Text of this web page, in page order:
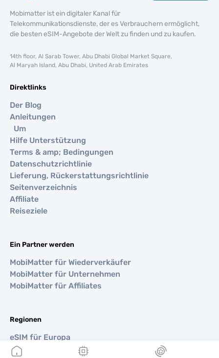
Mobimatter ist ein digitaler Kanal für
Telekommunikationsdienste, der es Verbrauchern ermöglicht,
die besten eSIM-Angebote der Welt zu finden und zu kaufen.
14th floor, Al Sarab Tower, Abu Dhabi Global Market Square,
Al Maryah Island, Abu Dhabi, United Arab Emirates
Direktlinks
Der Blog
Anleitungen
Um
Hilfe Unterstützung
Terms & amp; Bedingungen
Datenschutzrichtlinie
Lieferung, Rückerstattungsrichtlinie
Seitenverzeichnis
Affiliate
Reiseziele
Ein Partner werden
MobiMatter für Wiederverkäufer
MobiMatter für Unternehmen
MobiMatter für Affiliates
Regionen
eSIM für Europa
eSIM für Asien